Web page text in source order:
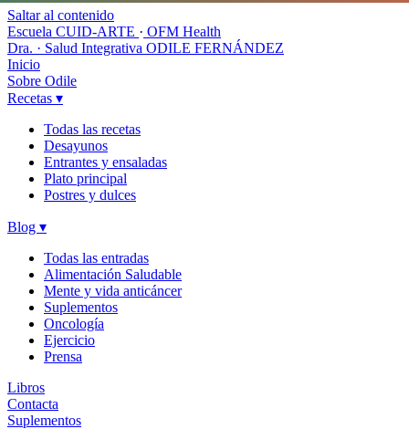
Saltar al contenido
Escuela CUID-ARTE · OFM Health
Dra. · Salud Integrativa ODILE FERNÁNDEZ
Inicio
Sobre Odile
Recetas ▾
Todas las recetas
Desayunos
Entrantes y ensaladas
Plato principal
Postres y dulces
Blog ▾
Todas las entradas
Alimentación Saludable
Mente y vida anticáncer
Suplementos
Oncología
Ejercicio
Prensa
Libros
Contacta
Suplementos